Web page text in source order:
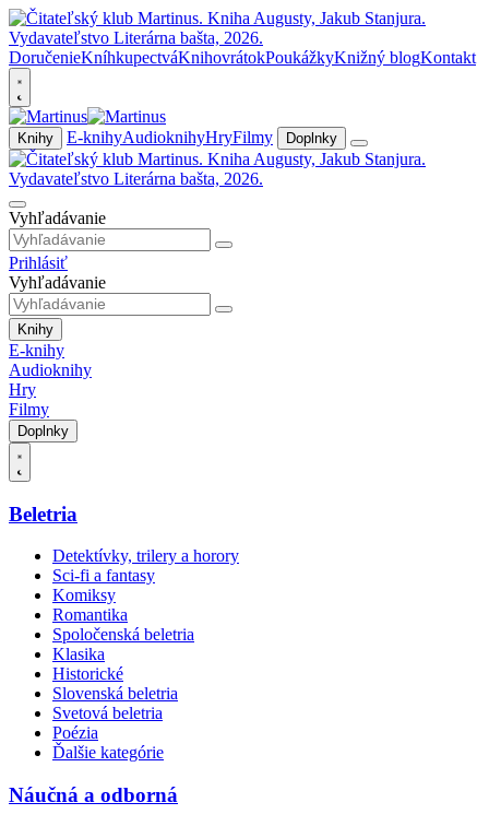
DoručenieKníhkupectváKnihovrátokPoukážkyKnižný blogKontakt
Knihy E-knihyAudioknihyHryFilmy Doplnky
Vyhľadávanie
Prihlásiť
Vyhľadávanie
Knihy
E-knihy
Audioknihy
Hry
Filmy
Doplnky
Beletria
Detektívky, trilery a horory
Sci-fi a fantasy
Komiksy
Romantika
Spoločenská beletria
Klasika
Historické
Slovenská beletria
Svetová beletria
Poézia
Ďalšie kategórie
Náučná a odborná